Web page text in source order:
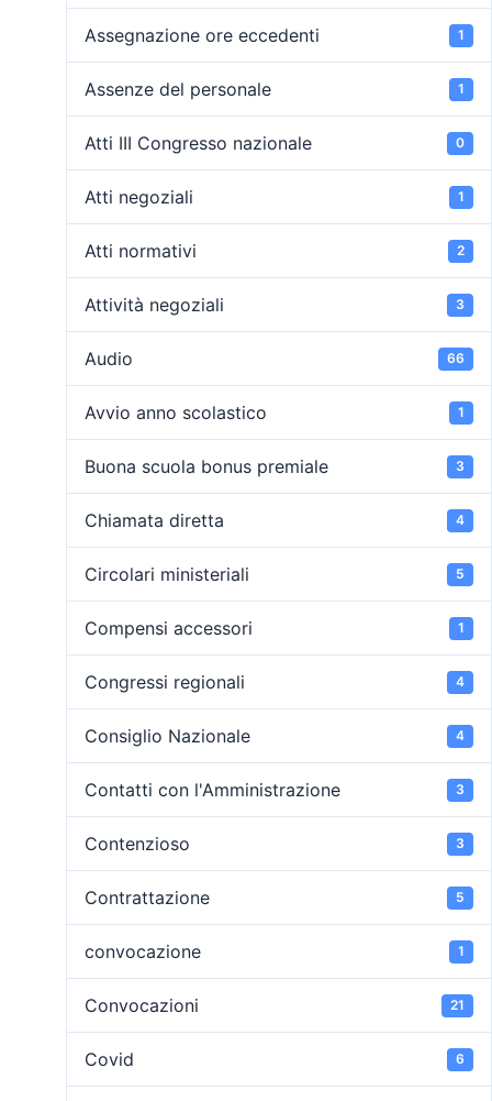
Assegnazione ore eccedenti 1
Assenze del personale 1
Atti III Congresso nazionale 0
Atti negoziali 1
Atti normativi 2
Attività negoziali 3
Audio 66
Avvio anno scolastico 1
Buona scuola bonus premiale 3
Chiamata diretta 4
Circolari ministeriali 5
Compensi accessori 1
Congressi regionali 4
Consiglio Nazionale 4
Contatti con l'Amministrazione 3
Contenzioso 3
Contrattazione 5
convocazione 1
Convocazioni 21
Covid 6